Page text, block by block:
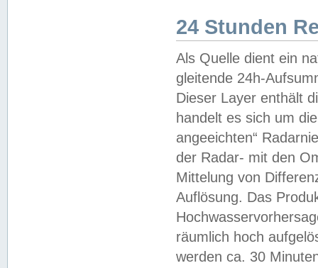
24 Stunden
Als Quelle dient ein
gleitende 24h-
Dieser Layer enthält
handelt es sich um
angeeichten“
der Radar- mit den
Mittelung von
Auflösung. Das
räumlich hoch
werden ca. 30